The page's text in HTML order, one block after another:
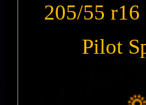
205/55
Pilot